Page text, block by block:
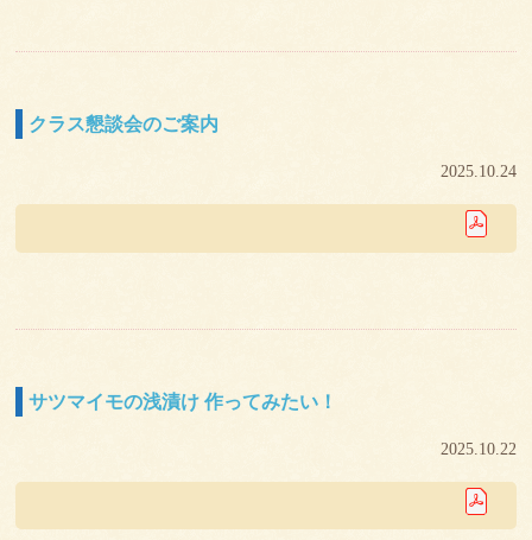
クラス懇談会のご案内
2025.10.24
サツマイモの浅漬け 作ってみたい！
2025.10.22